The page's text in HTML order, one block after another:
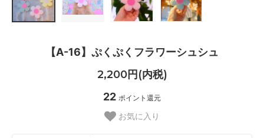
【A-16】ぷくぷくフラワーシュシュ
2,200円(内税)
22 ポイント還元
お気に入り